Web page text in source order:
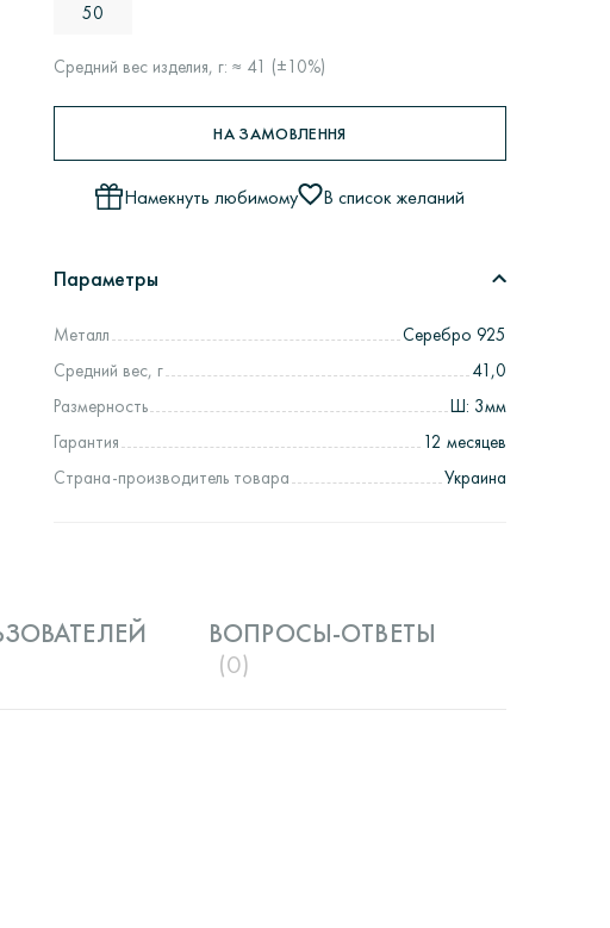
50
Средний вес изделия, г: ≈ 41 (±10%)
НА ЗАМОВЛЕННЯ
Намекнуть любимому В список желаний
Параметры
Металл
Серебро 925
Средний вес, г
41,0
Размерность
Ш: 3мм
Гарантия
12 месяцев
Страна-производитель товара
Украина
ВОПРОСЫ-ОТВЕТЫ
(0)